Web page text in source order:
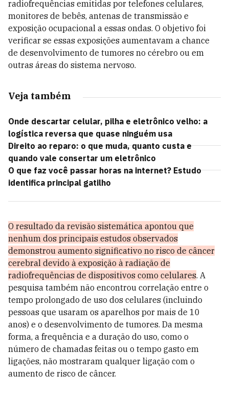
radiofrequências emitidas por telefones celulares,
monitores de bebês, antenas de transmissão e
exposição ocupacional a essas ondas. O objetivo foi
verificar se essas exposições aumentavam a chance
de desenvolvimento de tumores no cérebro ou em
outras áreas do sistema nervoso.
Veja também
Onde descartar celular, pilha e eletrônico velho: a
logística reversa que quase ninguém usa
Direito ao reparo: o que muda, quanto custa e
quando vale consertar um eletrônico
O que faz você passar horas na internet? Estudo
identifica principal gatilho
O resultado da revisão sistemática apontou que
nenhum dos principais estudos observados
demonstrou aumento significativo no risco de câncer
cerebral devido à exposição à radiação de
radiofrequências de dispositivos como celulares. A
pesquisa também não encontrou correlação entre o
tempo prolongado de uso dos celulares (incluindo
pessoas que usaram os aparelhos por mais de 10
anos) e o desenvolvimento de tumores. Da mesma
forma, a frequência e a duração do uso, como o
número de chamadas feitas ou o tempo gasto em
ligações, não mostraram qualquer ligação com o
aumento de risco de câncer.